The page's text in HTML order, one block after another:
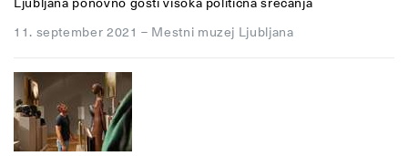
11. september 2021 – Mestni muzej Ljubljana